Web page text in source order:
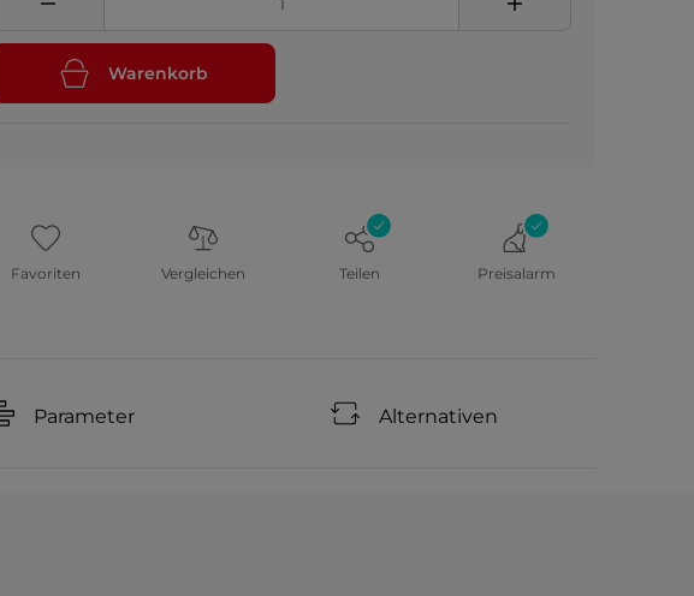
Warenkorb
Favoriten Vergleichen Teilen Preisalarm
Parameter Alternativen